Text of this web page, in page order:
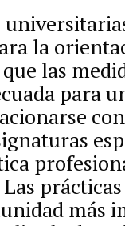
la
las
para
más